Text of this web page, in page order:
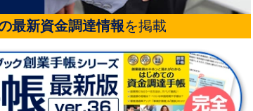
最新資金調達情報を掲載